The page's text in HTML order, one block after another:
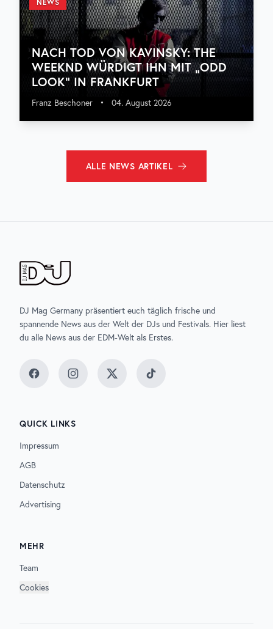
NEWS
NACH TOD VON KAVINSKY: THE
WEEKND WÜRDIGT IHN MIT „ODD
LOOK“ IN FRANKFURT
Franz Beschoner • 04. August 2026
ALLE NEWS ARTIKEL
DJ Mag Germany präsentiert euch täglich frische und
spannende News aus der Welt der DJs und Festivals. Hier liest
du alle News aus der EDM-Welt als Erstes.
FacebookInstagramTwitter TikTok
QUICK LINKS
Impressum
AGB
Datenschutz
Advertising
MEHR
Team
Cookies